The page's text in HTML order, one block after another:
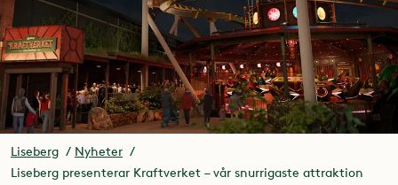
Liseberg
Nyheter
Liseberg presenterar Kraftverket – vår snurrigaste attraktion